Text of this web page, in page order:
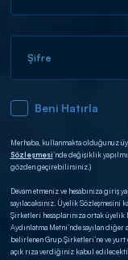
Şifre
Beni Hatırla
Merhaba, kullanmakta olduğunuz
Sözleşmesi’nde değişiklik
gözden geçirebilirsiniz.)
Devam etmeniz ve hesabınıza giriş
sayılacaksınız. Üyelik
Şirketleri hesaplarınıza ortak üyelik
Aydınlatma Metni’nde sayılan diğer
belirlenen Grup Şirketleri’ne ve yurt
açık rıza verdiğiniz kabul